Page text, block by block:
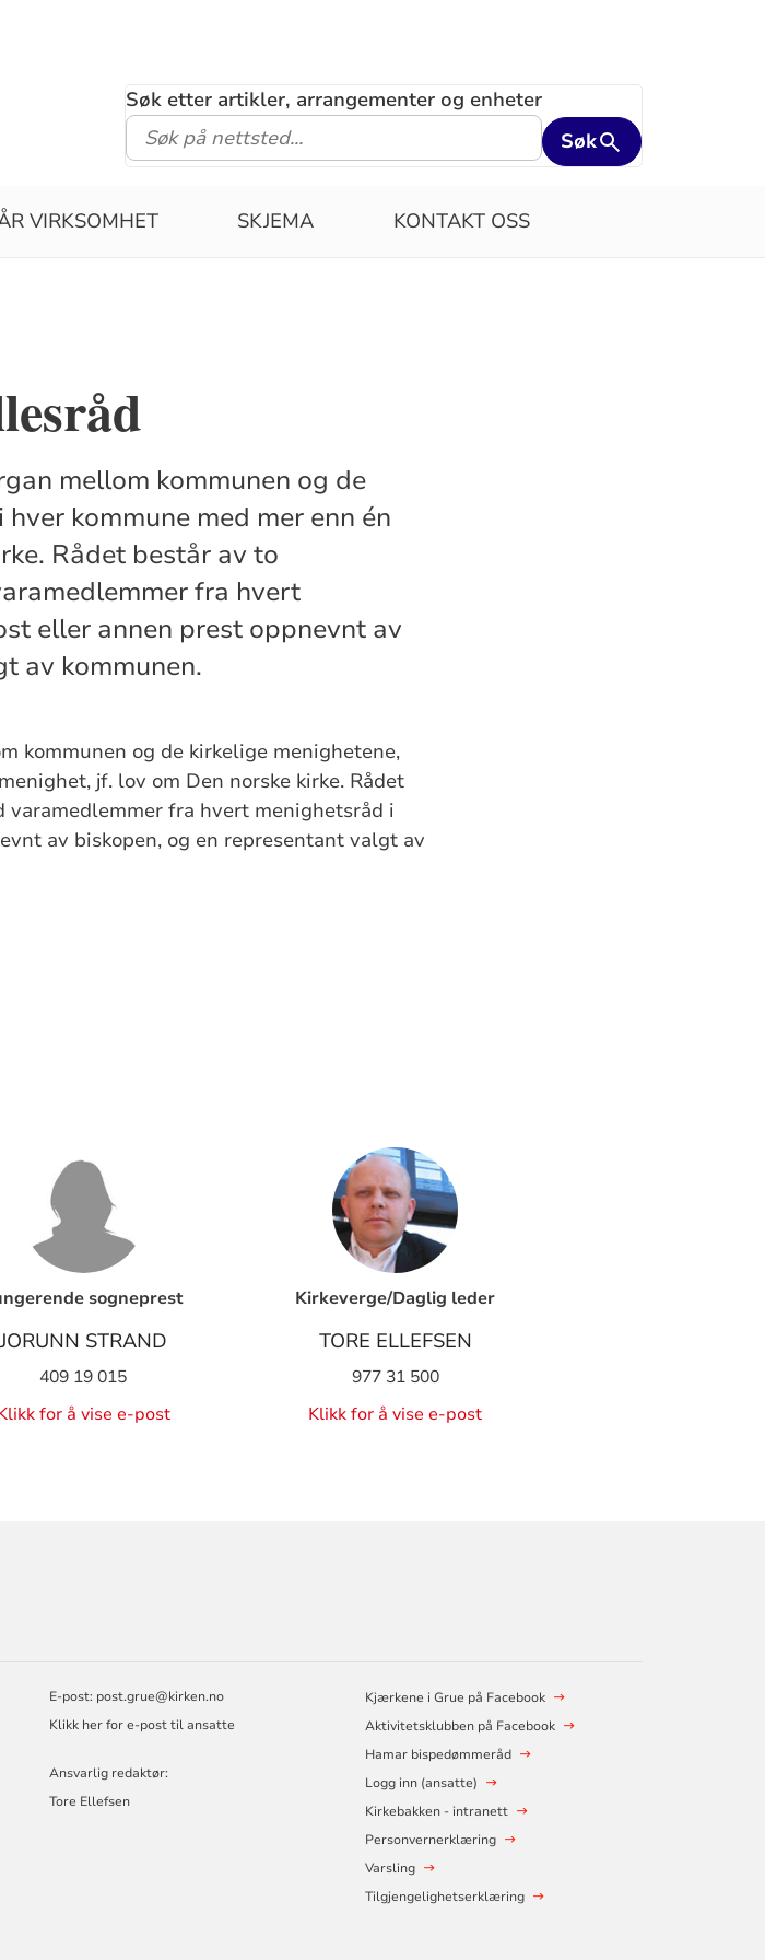
Søk etter artikler, arrangementer og enheter
Søk
VIRKSOMHET SKJEMA KONTAKT OSS
mellom kommunen og de
kommune med mer enn én
Rådet består av to
fra hvert
eller annen prest oppnevnt av
av kommunen.
kommunen og de kirkelige menighetene,
jf. lov om Den norske kirke. Rådet
fra hvert menighetsråd i
av biskopen, og en representant valgt av
sogneprest
JORUNN STRAND
409 19 015
for å vise e-post
Kirkeverge/Daglig leder
TORE ELLEFSEN
977 31 500
Klikk for å vise e-post
E-post: post.grue@kirken.no
Klikk her for e-post til ansatte
Ansvarlig redaktør:
Tore Ellefsen
Kjærkene i Grue på Facebook
Aktivitetsklubben på Facebook
Hamar bispedømmeråd
Logg inn (ansatte)
Kirkebakken - intranett
Personvernerklæring
Varsling
Tilgjengelighetserklæring